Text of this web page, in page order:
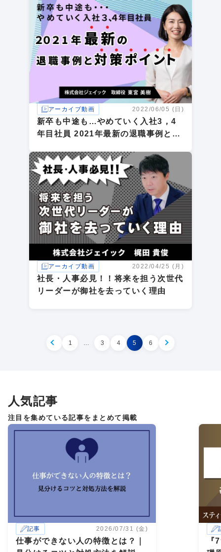
アーカイブ動画 2022/06/05 (日)
新卒も中途も…やめていく入社3，4
年目社員 2021年最新の退職事例と対
アーカイブ動画 2022/04/25 (月)
社長・人事必見！！将来を担う次世代
リーダーが御社を去っていく理由
PREV
1 … 3 4 5 6
人気記事
注目を集めている記事をまとめて掲載
記事 2026/07/31 (金)
仕事ができない人の特徴とは？｜
『